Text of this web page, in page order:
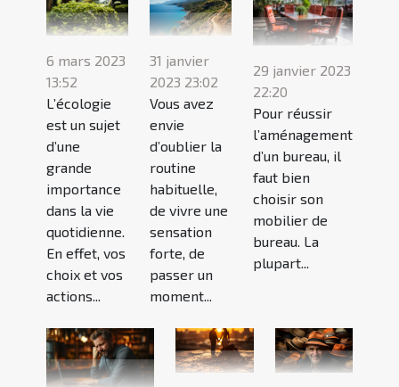
6 mars 2023
13:52
L’écologie
est un sujet
d’une
grande
importance
dans la vie
quotidienne.
En effet, vos
choix et vos
actions...
31 janvier
2023 23:02
Vous avez
envie
d’oublier la
routine
habituelle,
de vivre une
sensation
forte, de
passer un
moment...
29 janvier 2023
22:20
Pour réussir
l’aménagement
d’un bureau, il
faut bien
choisir son
mobilier de
bureau. La
plupart...